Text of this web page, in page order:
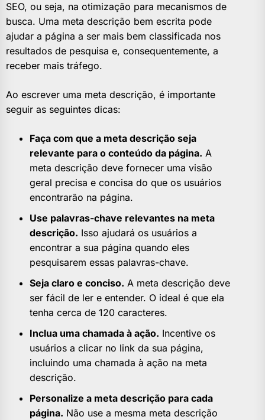
SEO, ou seja, na otimização para mecanismos de
busca. Uma meta descrição bem escrita pode
ajudar a página a ser mais bem classificada nos
resultados de pesquisa e, consequentemente, a
receber mais tráfego.
Ao escrever uma meta descrição, é importante
seguir as seguintes dicas:
Faça com que a meta descrição seja
relevante para o conteúdo da página. A
meta descrição deve fornecer uma visão
geral precisa e concisa do que os usuários
encontrarão na página.
Use palavras-chave relevantes na meta
descrição. Isso ajudará os usuários a
encontrar a sua página quando eles
pesquisarem essas palavras-chave.
Seja claro e conciso. A meta descrição deve
ser fácil de ler e entender. O ideal é que ela
tenha cerca de 120 caracteres.
Inclua uma chamada à ação. Incentive os
usuários a clicar no link da sua página,
incluindo uma chamada à ação na meta
descrição.
Personalize a meta descrição para cada
página. Não use a mesma meta descrição